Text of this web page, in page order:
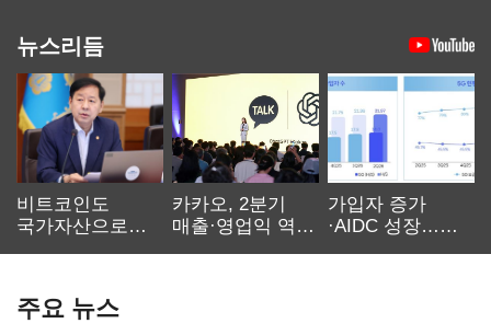
뉴스리듬
비트코인도
국가자산으로…'
카카오, 2분기
매출·영업익 역대
가입자 증가
·AIDC 성장…
주요 뉴스